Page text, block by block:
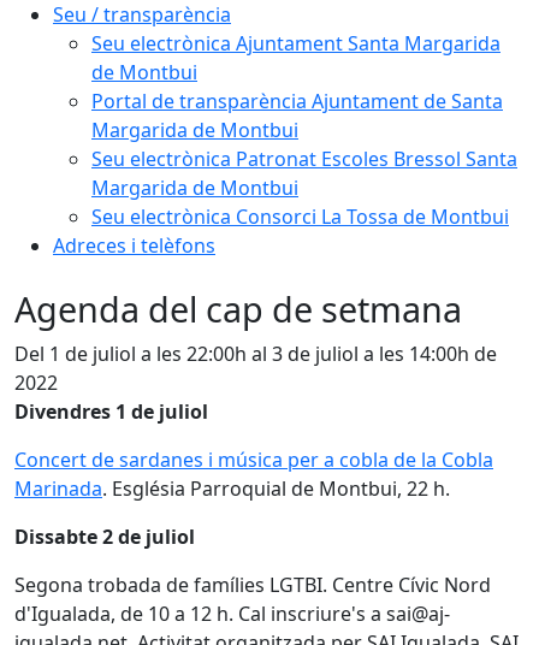
Seu / transparència
Seu electrònica Ajuntament Santa Margarida
de Montbui
Portal de transparència Ajuntament de Santa
Margarida de Montbui
Seu electrònica Patronat Escoles Bressol Santa
Margarida de Montbui
Seu electrònica Consorci La Tossa de Montbui
Adreces i telèfons
Agenda del cap de setmana
Del 1 de juliol a les 22:00h al 3 de juliol a les 14:00h de
2022
Divendres 1 de juliol
Concert de sardanes i música per a cobla de la Cobla
Marinada. Església Parroquial de Montbui, 22 h.
Dissabte 2 de juliol
Segona trobada de famílies LGTBI. Centre Cívic Nord
d'Igualada, de 10 a 12 h. Cal inscriure's a sai@aj-